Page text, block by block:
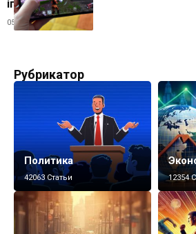
ігор
05.06.2024
Рубрикатор
Политика
42063 Статьи 12354